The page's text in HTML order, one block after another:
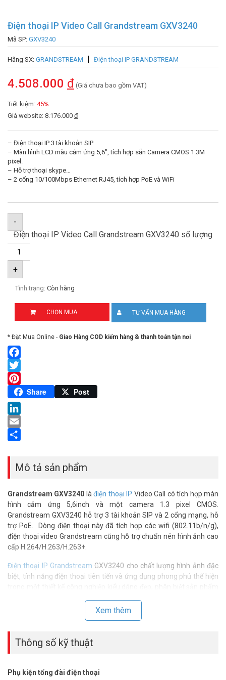
Điện thoại IP Video Call Grandstream GXV3240
Mã SP: GXV3240
Hãng SX: GRANDSTREAM Điện thoại IP GRANDSTREAM
4.508.000 đ (Giá chưa bao gồm VAT)
Tiết kiệm: 45%
Giá website: 8.176.000 đ
– Điện thoại IP 3 tài khoản SIP
– Màn hình LCD màu cảm ứng 5,6″, tích hợp sẵn Camera CMOS 1.3M
pixel.
– Hỗ trợ thoại skype…
– 2 cổng 10/100Mbps Ethernet RJ45, tích hợp PoE và WiFi
-
Điện thoại IP Video Call Grandstream GXV3240 số lượng
+
Tình trạng: Còn hàng
CHỌN MUA TƯ VẤN MUA HÀNG
* Đặt Mua Online - Giao Hàng COD kiểm hàng & thanh toán tận nơi
Facebook
Twitter
Pinterest
Share Post
LinkedIn
Email
Mô tả sản phẩm
Grandstream GXV3240 làđiện thoại IP Video Call có tích hợp màn
hình cảm ứng 5,6inch và một camera 1.3 pixel CMOS.
Grandstream GXV3240 hỗ trợ 3 tài khoản SIP và 2 cổng mạng, hỗ
trợ PoE. Dòng điện thoại này đã tích hợp các wifi (802.11b/n/g),
điện thoại video Grandstream cũng hỗ trợ chuẩn nén hình ảnh cao
cấp H.264/H.263/H.263+.
Điện thoại IP Grandstream GXV3240 cho chất lượng hình ảnh đặc
biệt, tính năng điện thoại tiên tiến và ứng dụng phong phú thể hiện
phép hội tụ các ứng dụng đa phương tiện IP mang lại trải nghiệm
chưa từng có hấp dẫn người dùng.
Thông số kỹ thuật điện thoại có hình IP
Grandstream GXV3240
– Màn hình kỹ thuật số TFT LCD 5,6″, tích hợp camera mega pixel
CMOS 1.3M pixel.
Xem thêm
Thông số kỹ thuật
Phụ kiện tổng đài điện thoại